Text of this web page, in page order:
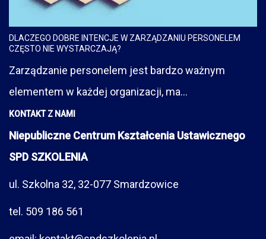
DLACZEGO DOBRE INTENCJE W ZARZĄDZANIU PERSONELEM
CZĘSTO NIE WYSTARCZAJĄ?
Zarządzanie personelem jest bardzo ważnym
elementem w każdej organizacji, ma...
KONTAKT Z NAMI
Niepubliczne Centrum Kształcenia Ustawicznego
SPD SZKOLENIA
ul. Szkolna 32, 32-077 Smardzowice
tel. 509 186 561